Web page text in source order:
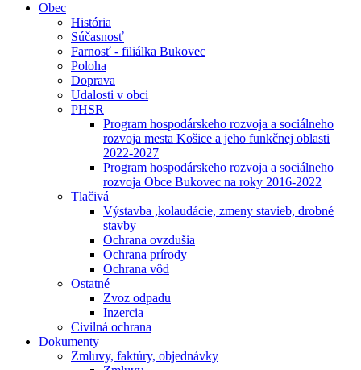
Obec
História
Súčasnosť
Farnosť - filiálka Bukovec
Poloha
Doprava
Udalosti v obci
PHSR
Program hospodárskeho rozvoja a sociálneho
rozvoja mesta Košice a jeho funkčnej oblasti
2022-2027
Program hospodárskeho rozvoja a sociálneho
rozvoja Obce Bukovec na roky 2016-2022
Tlačivá
Výstavba ,kolaudácie, zmeny stavieb, drobné
stavby
Ochrana ovzdušia
Ochrana prírody
Ochrana vôd
Ostatné
Zvoz odpadu
Inzercia
Civilná ochrana
Dokumenty
Zmluvy, faktúry, objednávky